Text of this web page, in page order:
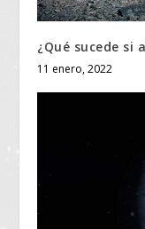
¿Qué sucede si
11 enero, 2022